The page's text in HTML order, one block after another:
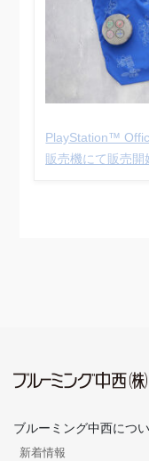
PlayStation™
販売機にて販売開
ブルーミング中西につ
新着情報